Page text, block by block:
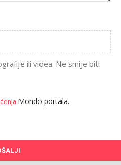
ili videa. Ne smije biti
Mondo portala.